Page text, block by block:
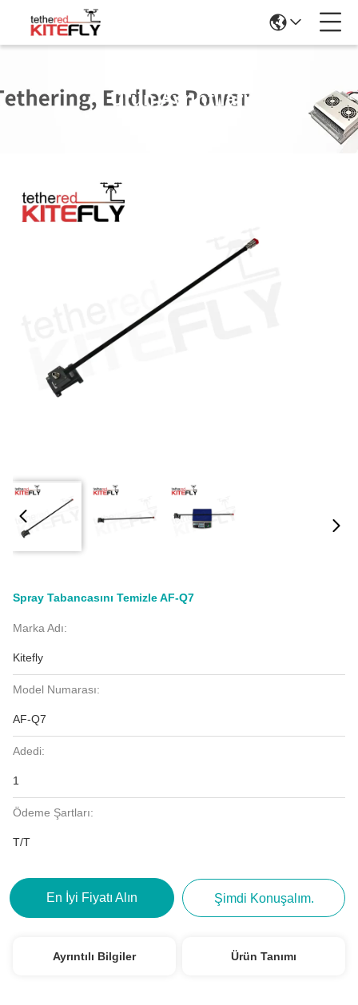
Ürün Ayrıntıları
Spray Tabancasını Temizle AF-Q7
Marka Adı:
Kitefly
Model Numarası:
AF-Q7
Adedi:
1
Ödeme Şartları:
T/T
En İyi Fiyatı Alın Şimdi Konuşalım.
Ayrıntılı Bilgiler Ürün Tanımı